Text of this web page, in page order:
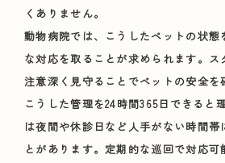
くありません。
動物病院では、こうしたペットの状態
な対応を取ることが求められます。ス
注意深く見守ることでペットの安全を
こうした管理を24時間365日できると
は夜間や休診日など人手がない時間帯
とがあります。定期的な巡回で対応